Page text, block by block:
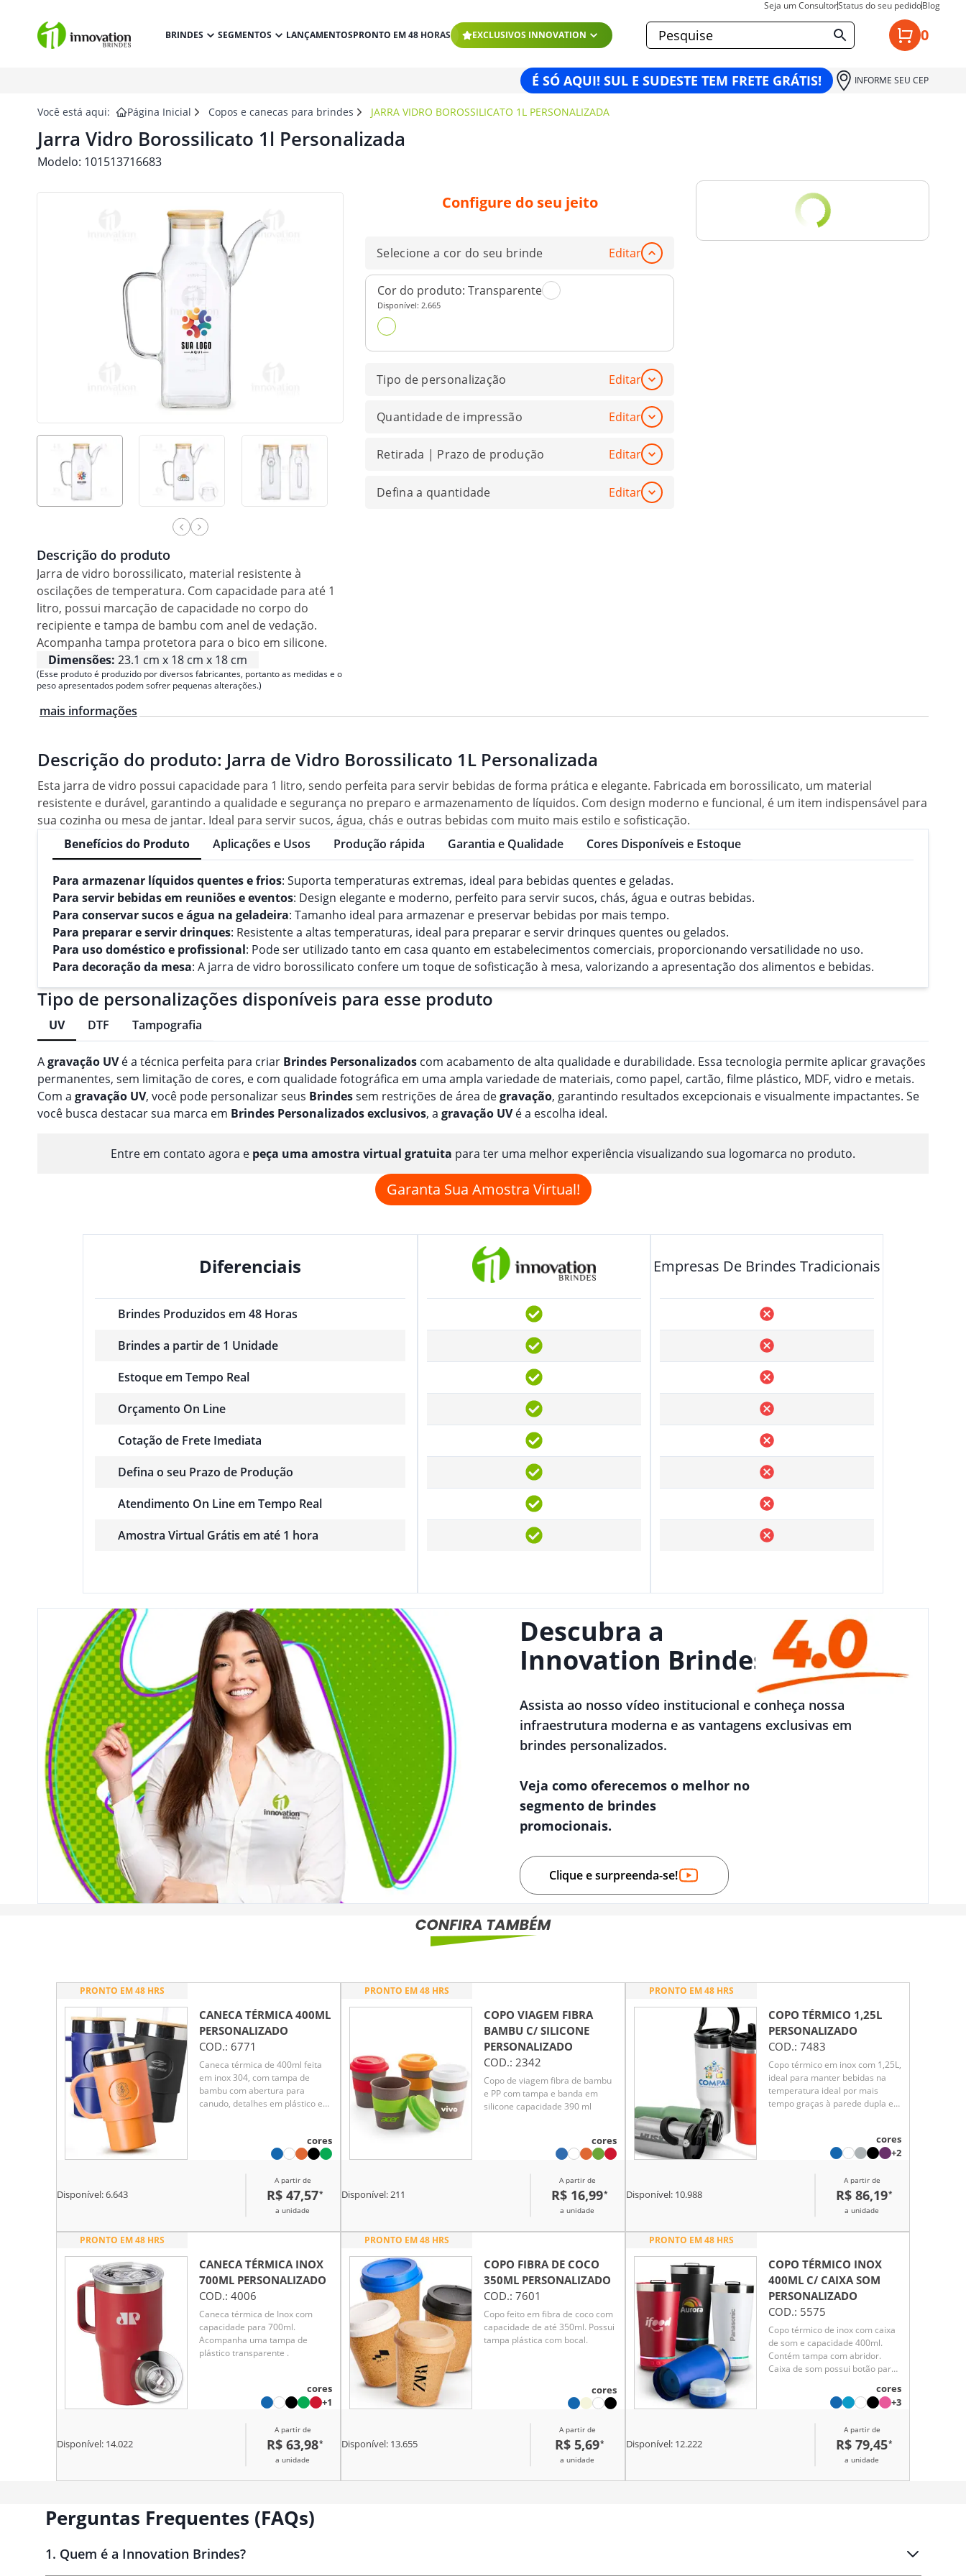
Seja um ConsultorStatus do seu pedidoBlog
BRINDES SEGMENTOS LANÇAMENTOSPRONTO EM 48 HORAS EXCLUSIVOS INNOVATION 0
É SÓ AQUI! SUL E SUDESTE TEM FRETE GRÁTIS! INFORME SEU CEP
Você está aqui: Página Inicial Copos e canecas para brindes JARRA VIDRO BOROSSILICATO 1L PERSONALIZADA
Jarra Vidro Borossilicato 1l Personalizada
Modelo: 101513716683
Descrição do produto
Jarra de vidro borossilicato, material resistente à
oscilações de temperatura. Com capacidade para até 1
litro, possui marcação de capacidade no corpo do
recipiente e tampa de bambu com anel de vedação.
Acompanha tampa protetora para o bico em silicone.
Dimensões: 23.1 cm x 18 cm x 18 cm
(Esse produto é produzido por diversos fabricantes, portanto as medidas e o
peso apresentados podem sofrer pequenas alterações.)
Configure do seu jeito
Selecione a cor do seu brinde Editar
Cor do produto: Transparente
Disponível: 2.665
Tipo de personalização Editar
Quantidade de impressão Editar
Retirada | Prazo de produção Editar
Defina a quantidade Editar
mais informações
Descrição do produto: Jarra de Vidro Borossilicato 1L Personalizada
Esta jarra de vidro possui capacidade para 1 litro, sendo perfeita para servir bebidas de forma prática e elegante. Fabricada em borossilicato, um material
resistente e durável, garantindo a qualidade e segurança no preparo e armazenamento de líquidos. Com design moderno e funcional, é um item indispensável para
sua cozinha ou mesa de jantar. Ideal para servir sucos, água, chás e outras bebidas com muito mais estilo e sofisticação.
Benefícios do Produto
Aplicações e Usos Produção rápida Garantia e Qualidade Cores Disponíveis e Estoque
Para armazenar líquidos quentes e frios: Suporta temperaturas extremas, ideal para bebidas quentes e geladas.
Para servir bebidas em reuniões e eventos: Design elegante e moderno, perfeito para servir sucos, chás, água e outras bebidas.
Para conservar sucos e água na geladeira: Tamanho ideal para armazenar e preservar bebidas por mais tempo.
Para preparar e servir drinques: Resistente a altas temperaturas, ideal para preparar e servir drinques quentes ou gelados.
Para uso doméstico e profissional: Pode ser utilizado tanto em casa quanto em estabelecimentos comerciais, proporcionando versatilidade no uso.
Para decoração da mesa: A jarra de vidro borossilicato confere um toque de sofisticação à mesa, valorizando a apresentação dos alimentos e bebidas.
Tipo de personalizações disponíveis para esse produto
UV DTF Tampografia
Agravação UVé a técnica perfeita para criar Brindes Personalizados com acabamento de alta qualidade e durabilidade. Essa tecnologia permite aplicar gravações
permanentes, sem limitação de cores, e com qualidade fotográfica em uma ampla variedade de materiais, como papel, cartão, filme plástico, MDF, vidro e metais.
Com a gravação UV, você pode personalizar seus Brindessem restrições de área degravação, garantindo resultados excepcionais e visualmente impactantes. Se
você busca destacar sua marca em Brindes Personalizadosexclusivos, a gravação UVé a escolha ideal.
Entre em contato agora e peça uma amostra virtual gratuita para ter uma melhor experiência visualizando sua logomarca no produto.
Garanta Sua Amostra Virtual!
Diferenciais
Brindes Produzidos em 48 Horas
Brindes a partir de 1 Unidade
Estoque em Tempo Real
Orçamento On Line
Cotação de Frete Imediata
Defina o seu Prazo de Produção
Atendimento On Line em Tempo Real
Amostra Virtual Grátis em até 1 hora
Empresas De Brindes Tradicionais
Descubra a
Innovation Brindes
Assista ao nosso vídeo institucional e conheça nossa
infraestrutura moderna e as vantagens exclusivas em
brindes personalizados.
Veja como oferecemos o melhor no
segmento de brindes
promocionais.
Clique e surpreenda-se!
PRONTO EM 48 HRS
CANECA TÉRMICA 400ML
PERSONALIZADO
COD.: 6771
Caneca térmica de 400ml feita
em inox 304, com tampa de
bambu com abertura para
canudo, detalhes em plástico e
temperatura ideal, seja quente
resistência para o dia a dia.
cores
Disponível:6.643
A partir de
R$ 47,57*
a unidade
PRONTO EM 48 HRS
COPO VIAGEM FIBRA
BAMBU C/ SILICONE
PERSONALIZADO
COD.: 2342
Copo de viagem fibra de bambu
e PP com tampa e banda em
silicone capacidade 390 ml
cores
Disponível:211
A partir de
R$ 16,99*
a unidade
PRONTO EM 48 HRS
COPO TÉRMICO 1,25L
PERSONALIZADO
COD.: 7483
Copo térmico em inox com 1,25L,
ideal para manter bebidas na
temperatura ideal por mais
tempo graças à parede dupla e
alça de transporte em inox com
revestimento plástico
corporativo robusto e funcional.
cores
+2
Disponível: 10.988
A partir de
R$ 86,19*
a unidade
PRONTO EM 48 HRS
CANECA TÉRMICA INOX
700ML PERSONALIZADO
COD.: 4006
Caneca térmica de Inox com
capacidade para 700ml.
Acompanha uma tampa de
plástico transparente .
cores
+1
Disponível: 14.022
A partir de
R$ 63,98*
a unidade
PRONTO EM 48 HRS
COPO FIBRA DE COCO
350ML PERSONALIZADO
COD.: 7601
Copo feito em fibra de coco com
capacidade de até 350ml. Possui
tampa plástica com bocal.
cores
Disponível: 13.655
A partir de
R$ 5,69*
a unidade
PRONTO EM 48 HRS
COPO TÉRMICO INOX
400ML C/ CAIXA SOM
PERSONALIZADO
COD.: 5575
Copo térmico de inox com caixa
de som e capacidade 400ml.
Contém tampa com abridor.
Caixa de som possui botão para
aumentar diminuir volume/
avançar e retroceder faixas.
entrada TF (cartão MicroSD).
Acompanha cabo USB Tipo-C.
Obs.: A caixa de som não é a
do copo é necessário
cores
+3
Disponível: 12.222
A partir de
R$ 79,45*
a unidade
Perguntas Frequentes (FAQs)
1. Quem é a Innovation Brindes?